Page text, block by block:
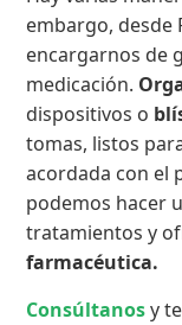
embargo, desde
encargarnos de
medicación.
dispositivos o
tomas, listos
acordada con el
podemos hacer
tratamientos y
farmacéutica.
Consúltanosy